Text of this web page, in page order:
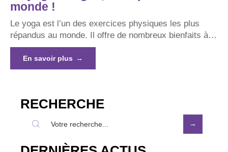
monde !
Le yoga est l’un des exercices physiques les plus
répandus au monde. Il offre de nombreux bienfaits à…
En savoir plus
RECHERCHE